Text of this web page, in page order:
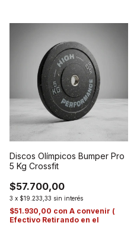
Discos Olímpicos Bumper Pro
5 Kg Crossfit
$57.700,00
3 x $19.233,33 sin interés
$51.930,00 con A convenir (
Efectivo Retirando en el